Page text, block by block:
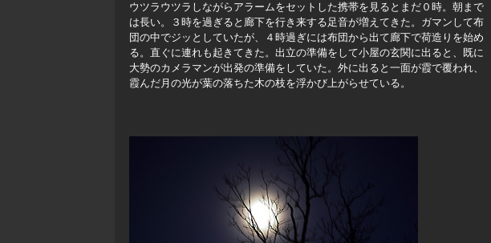
ウツラウツラしながらアラームをセットした携帯を見るとまだ０時。朝まで
は長い。３時を過ぎると廊下を行き来する足音が増えてきた。ガマンして布
団の中でジッとしていたが、４時過ぎには布団から出て廊下で荷造りを始め
る。直ぐに連れも起きてきた。出立の準備をして小屋の玄関に出ると、既に
大勢のカメラマンが出発の準備をしていた。外に出ると一面が霞で覆われ、
霞んだ月の光が葉の落ちた木の枝を浮かび上がらせている。